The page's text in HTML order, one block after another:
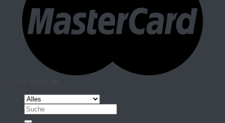
Suche
nach: